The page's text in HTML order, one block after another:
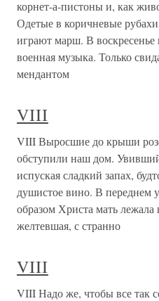
корнет-а-пистоны и, как
Одетые в коричневые
играют марш. В воскресенье
военная музыка. Только
мендантом
VIII
VIII Выросшие до крыши
обступили наш дом.
испуская сладкий запах,
душистое вино. В переднем
образом Христа мать
желтевшая, с странно
VIII
VIII Надо же, чтобы все так